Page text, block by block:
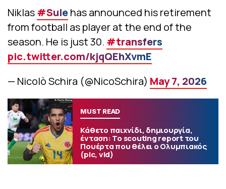
Niklas#Sulehas announced his retirement
from football as player at the end of the
season. He is just 30. #transfers
pic.twitter.com/kjqQEhXvmE
— Nicolò Schira (@NicoSchira) May 7, 2026
MUST READ
Κάθετο παιχνίδι, δημιουργία,
ένταση: Το scouting report του
Πουέρτα που θέλει ο Ολυμπιακός
(pic, vid)